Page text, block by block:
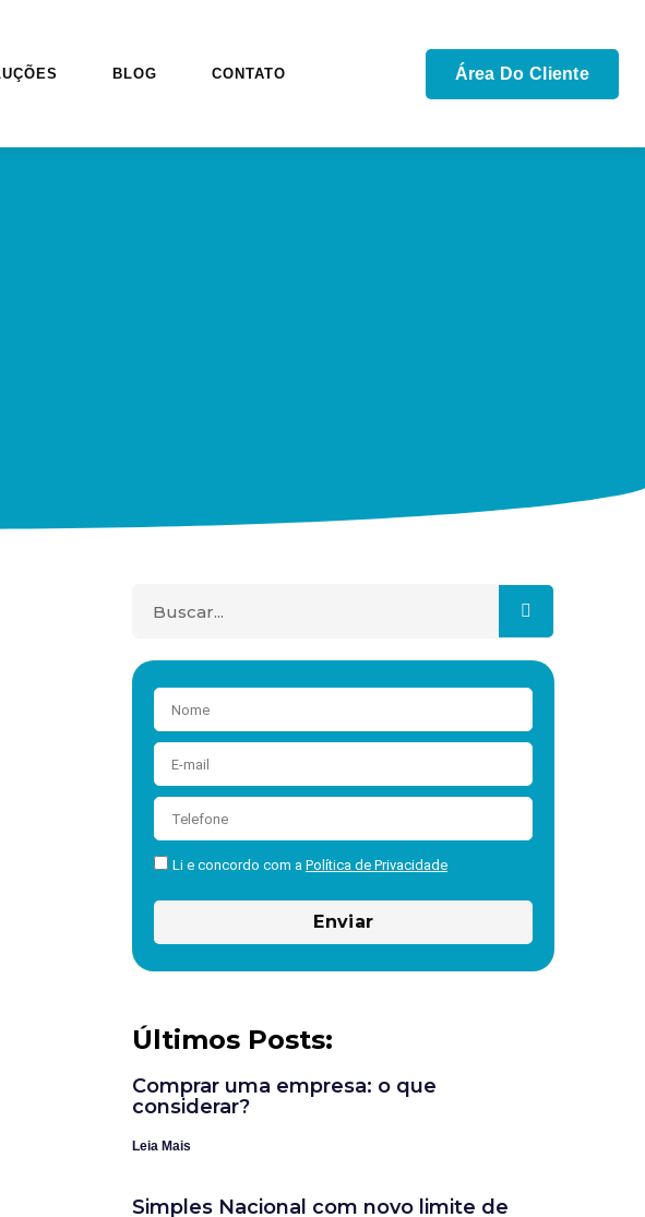
BLOG CONTATO Área Do Cliente
Li e concordo com aPolítica de Privacidade
Enviar
Últimos Posts:
Comprar uma empresa: o que
considerar?
Leia Mais
Simples Nacional com novo limite de